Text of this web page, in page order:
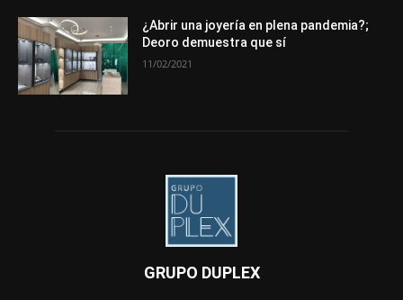
¿Abrir una joyería en plena pandemia?;
Deoro demuestra que sí
11/02/2021
GRUPO DUPLEX